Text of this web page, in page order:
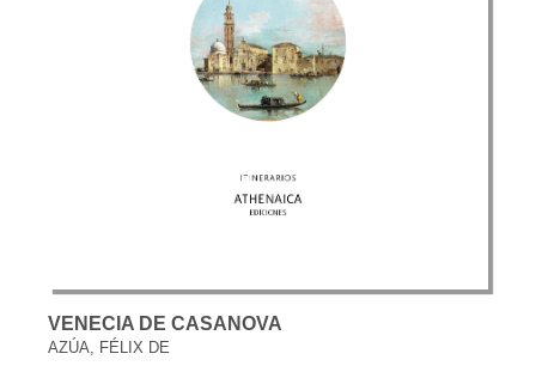
VENECIA DE CASANOVA
AZÚA, FÉLIX DE